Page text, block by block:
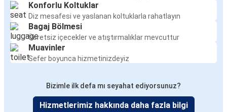
Konforlu Koltuklar
Diz mesafesi ve yaslanan koltuklarla rahatlayın
Bagaj Bölmesi
Ücretsiz içecekler ve atıştırmalıklar mevcuttur
Muavinler
Sefer boyunca hizmetinizdeyiz
Bizimle ilk defa mı seyahat ediyorsunuz?
Hizmetlerimiz hakkında daha fazla bilgi